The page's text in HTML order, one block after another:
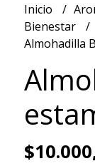
Inicio
Bienestar
Almohadilla